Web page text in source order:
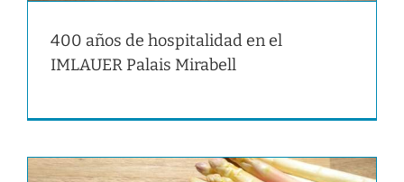
400 años de hospitalidad en el
IMLAUER Palais Mirabell